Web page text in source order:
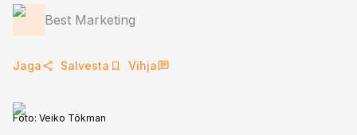
Best Marketing
Jaga Salvesta Vihja
Foto: Veiko Tõkman